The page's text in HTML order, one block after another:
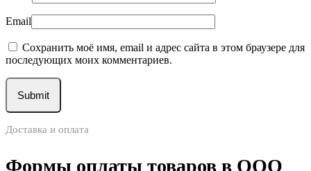
Email
Сохранить моё имя, email и адрес сайта в этом браузере для
последующих моих комментариев.
Доставка и оплата
Формы оплаты товаров в ООО